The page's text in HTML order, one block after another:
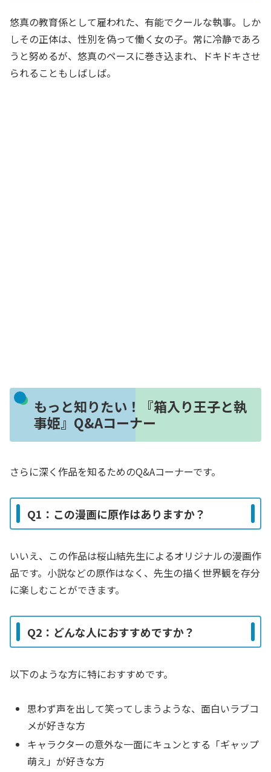
悠真の教育係として雇われた、有能でクールな執事。しか
しその正体は、性別を偽って働く女の子。常に冷静であろ
うと努めるが、悠真のペースに巻き込まれ、ドキドキさせ
られることもしばしば。
もっと知りたい！『箱入り王子と執
事姫』Q&Aコーナー
さらに深く作品を知るためのQ&Aコーナーです。
Q1：この漫画に原作はありますか？
いいえ、この作品は桜山結先生によるオリジナルの漫画作
品です。小説などの原作はなく、先生の描く世界観を存分
に楽しむことができます。
Q2：どんな人におすすめですか？
以下のような方に特におすすめです。
思わず声を出して笑ってしまうような、面白いラブコ
メが好きな方
キャラクターの意外な一面にキュンとする「ギャップ
萌え」が好きな方